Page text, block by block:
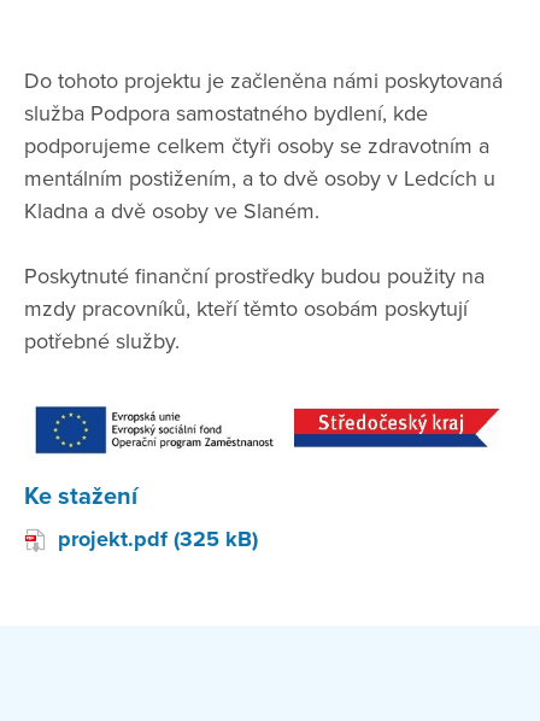
Do tohoto projektu je začleněna námi poskytovaná
služba Podpora samostatného bydlení, kde
podporujeme celkem čtyři osoby se zdravotním a
mentálním postižením, a to dvě osoby v Ledcích u
Kladna a dvě osoby ve Slaném.
Poskytnuté finanční prostředky budou použity na
mzdy pracovníků, kteří těmto osobám poskytují
potřebné služby.
Ke stažení
projekt.pdf (325 kB)